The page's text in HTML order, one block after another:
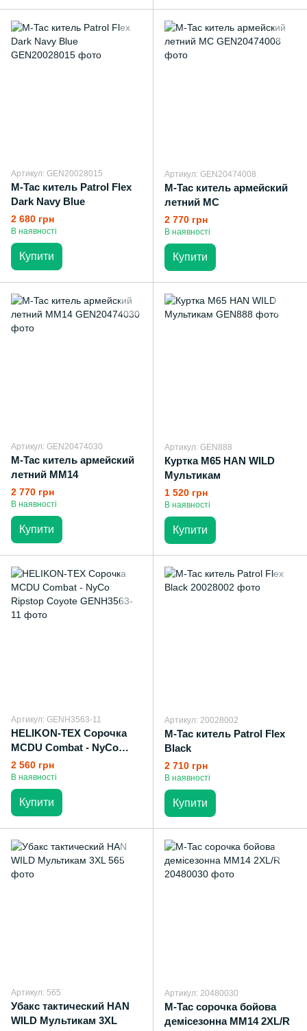
Артикул: GEN20028015
M-Tac китель Patrol Flex
Dark Navy Blue
2 680 грн
В наявності
Купити
Артикул: GEN20474008
M-Tac китель армейский
летний MC
2 770 грн
В наявності
Купити
Артикул: GEN20474030
M-Tac китель армейский
летний MM14
2 770 грн
В наявності
Купити
Артикул: GEN888
Куртка M65 HAN WILD
Мультикам
1 520 грн
В наявності
Купити
Артикул: GENH3563-11
HELIKON-TEX Сорочка
MCDU Combat - NyCo
Ripstop Coyote
2 560 грн
В наявності
Купити
Артикул: 20028002
M-Tac китель Patrol Flex
Black
2 710 грн
В наявності
Купити
Артикул: 565
Убакс тактический HAN
WILD Мультикам 3XL
Артикул: 20480030
M-Tac сорочка бойова
демісезонна MM14 2XL/R